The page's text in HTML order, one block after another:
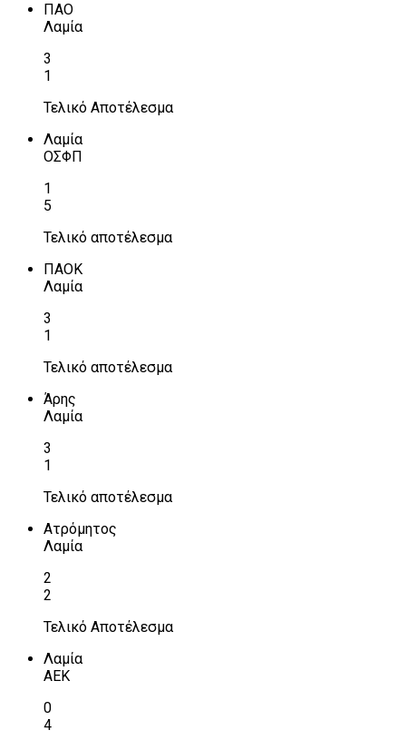
ΠΑΟ
Λαμία
3
1
Τελικό Αποτέλεσμα
Λαμία
ΟΣΦΠ
1
5
Τελικό αποτέλεσμα
ΠΑΟΚ
Λαμία
3
1
Τελικό αποτέλεσμα
Άρης
Λαμία
3
1
Τελικό αποτέλεσμα
Ατρόμητος
Λαμία
2
2
Τελικό Αποτέλεσμα
Λαμία
ΑΕΚ
0
4